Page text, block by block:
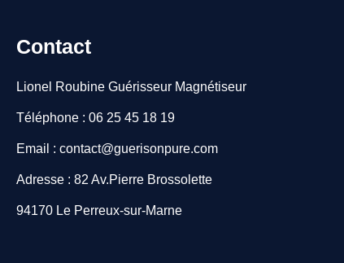
Contact
Lionel Roubine Guérisseur Magnétiseur
Téléphone : 06 25 45 18 19
Email : contact@guerisonpure.com
Adresse : 82 Av.Pierre Brossolette
94170 Le Perreux-sur-Marne